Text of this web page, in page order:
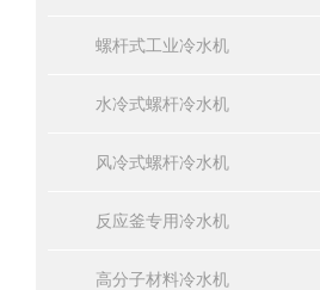
螺杆式工业冷水机
水冷式螺杆冷水机
风冷式螺杆冷水机
反应釜专用冷水机
高分子材料冷水机